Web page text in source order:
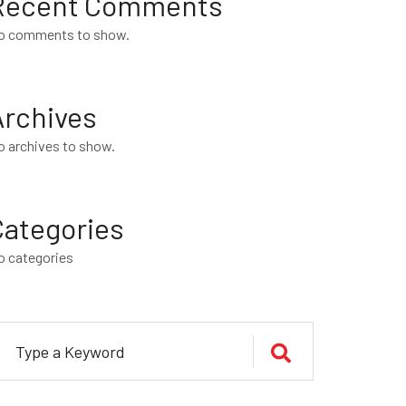
comments to show.
archives to show.
categories